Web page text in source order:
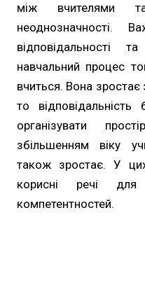
між вчителями
неоднозначності.
відповідальності
навчальний процес
вчиться. Вона зростає
то
організувати
збільшенням віку
також зростає. У
корисні речі
компетентностей.